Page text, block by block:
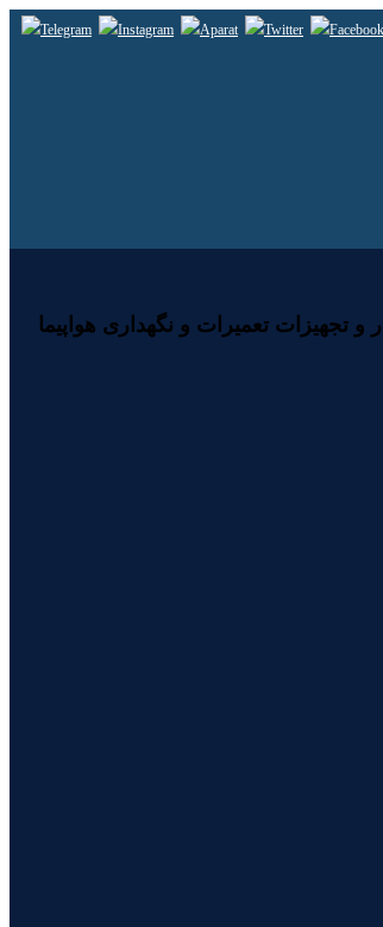
تجهیزات تعمیرات و نگهداری هواپیما